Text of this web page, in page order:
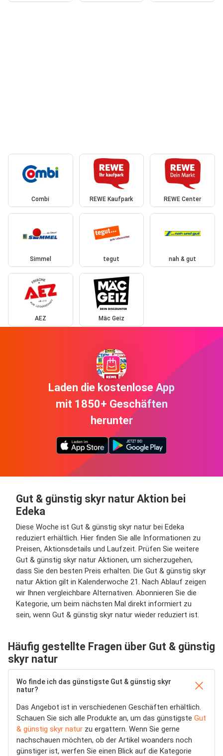
Combi REWE Kaufpark REWE Center
Simmel tegut nah & gut
AEZ Mäc Geiz
Laden die kostenlose App
mit 1850+ Geschäften
herunter
Gut & günstig skyr natur Aktion bei
Edeka
Diese Woche ist Gut & günstig skyr natur bei Edeka
reduziert erhältlich. Hier finden Sie alle Informationen zu
Preisen, Aktionsdetails und Laufzeit. Prüfen Sie weitere
Gut & günstig skyr natur Aktionen, um sicherzugehen,
dass Sie den besten Preis erhalten. Die Gut & günstig skyr
natur Aktion gilt in Kalenderwoche 21. Nach Ablauf zeigen
wir Ihnen vergleichbare Alternativen. Abonnieren Sie die
Kategorie, um beim nächsten Mal direkt informiert zu
sein, wenn Gut & günstig skyr natur wieder reduziert ist.
Häufig gestellte Fragen über Gut & günstig
skyr natur
Wo finde ich das günstigste Gut & günstig skyr
natur?
Das Angebot ist in verschiedenen Geschäften erhältlich.
Schauen Sie sich alle Produkte an, um das günstigste Gut
& günstig skyr natur zu ergattern. Wenn Sie gerne
nachschauen möchten, ob der Artikel woanders noch
günstiger ist, werfen Sie einen Blick auf die Kategorie